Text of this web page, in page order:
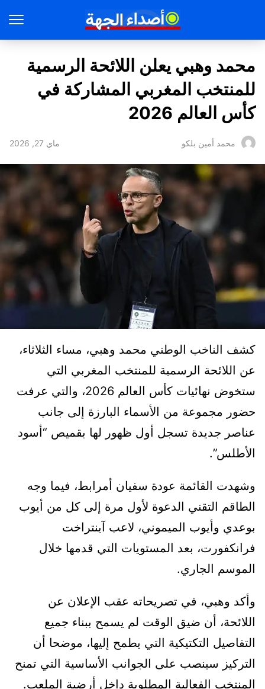
محمد وهبي يعلن اللائحة الرسمية
للمنتخب المغربي المشاركة في
كأس العالم 2026
محمد أمين بلكو ماي 27, 2026
كشف الناخب الوطني محمد وهبي، مساء الثلاثاء،
عن اللائحة الرسمية للمنتخب المغربي التي
ستخوض نهائيات كأس العالم 2026، والتي عرفت
حضور مجموعة من الأسماء البارزة إلى جانب
عناصر جديدة تسجل أول ظهور لها بقميص “أسود
الأطلس”.
وشهدت القائمة عودة سفيان أمرابط، فيما وجه
الطاقم التقني الدعوة لأول مرة إلى كل من أيوب
بوعدي وأيوب الميموني، لاعب آينتراخت
فرانكفورت، بعد المستويات التي قدمها خلال
الموسم الجاري.
وأكد وهبي، في تصريحاته عقب الإعلان عن
اللائحة، أن ضيق الوقت لم يسمح ببناء جميع
التفاصيل التكتيكية التي يطمح إليها، موضحا أن
التركيز سينصب على الجوانب الأساسية التي تمنح
المنتخب الفعالية المطلوبة داخل أرضية الملعب.